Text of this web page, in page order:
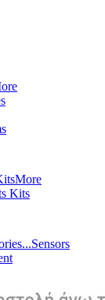
More
Kits
Sensors